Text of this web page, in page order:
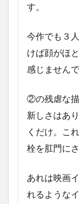
す。
今作でも３
けば顔がほ
感じませんで
②の残虐な描
新しさはあ
くだけ。こ
栓を肛門に
あれは映画
れるような